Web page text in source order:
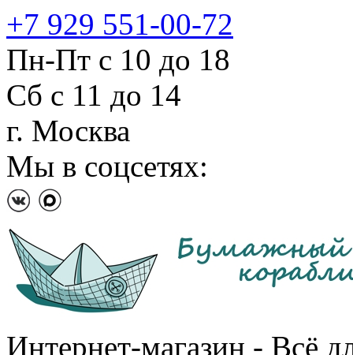
+7 929 551-00-72
Пн-Пт с 10 до 18
Сб с 11 до 14
г. Москва
Мы в соцсетях:
Интернет-магазин - Всё